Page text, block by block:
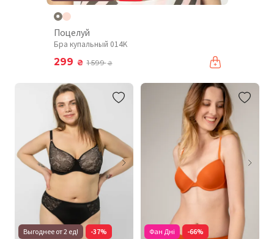
Поцелуй
Бра купальный 014K
299 ₴ 1 599₴
Выгоднее от 2 ед! -37% Фан Дні -66%